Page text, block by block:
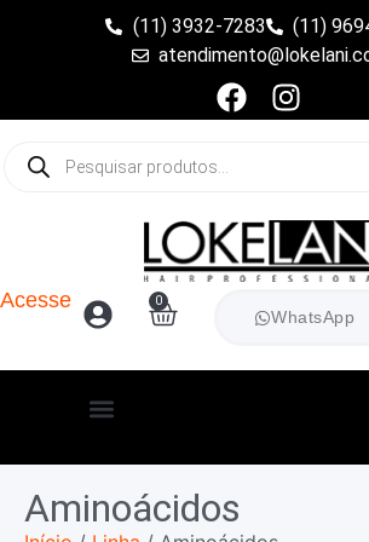
(11) 3932-7283
(11)
Acesse 0
WhatsApp
Aminoácidos